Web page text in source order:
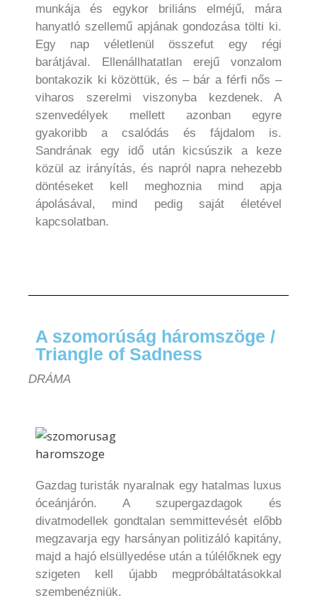
munkája és egykor briliáns elméjű, mára
hanyatló szellemű apjának gondozása tölti ki.
Egy nap véletlenül összefut egy régi
barátjával. Ellenállhatatlan erejű vonzalom
bontakozik ki közöttük, és – bár a férfi nős –
viharos szerelmi viszonyba kezdenek. A
szenvedélyek mellett azonban egyre
gyakoribb a csalódás és fájdalom is.
Sandrának egy idő után kicsúszik a keze
közül az irányítás, és napról napra nehezebb
döntéseket kell meghoznia mind apja
ápolásával, mind pedig saját életével
kapcsolatban.
A szomorúság háromszöge /
Triangle of Sadness
DRÁMA
Gazdag turisták nyaralnak egy hatalmas luxus
óceánjárón. A szupergazdagok és
divatmodellek gondtalan semmittevését előbb
megzavarja egy harsányan politizáló kapitány,
majd a hajó elsüllyedése után a túlélőknek egy
szigeten kell újabb megpróbáltatásokkal
szembenézniük.